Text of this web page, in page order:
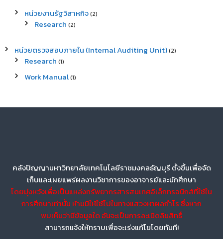
หน่วยงานรัฐวิสาหกิจ(2)
Research (2)
หน่วยตรวจสอบภายใน (Internal Auditing Unit)(2)
Research (1)
Work Manual(1)
คลังปัญญามหาวิทยาลัยเทคโนโลยีราชมงคลธัญบุรี ตั้งขึ้นเพื่อจัด
เก็บและเผยแพร่ผลงานวิชาการของอาจารย์และนักศึกษา
โดยมุ่งหวังเพื่อเป็นแหล่งทรัพยากรสารสนเทศอิเล็กทรอนิกส์ที่ใช้ใน
การศึกษาเท่านั้น ห้ามมิให้ใช้ไปในทางแสวงหาผลกำไร ซึ่งหาก
พบเห็นว่ามีข้อมูลใด อันจะเป็นการละเมิดลิขสิทธิ์
สามารถแจ้งให้ทราบเพื่อจะเร่งแก้ไขโดยทันที!